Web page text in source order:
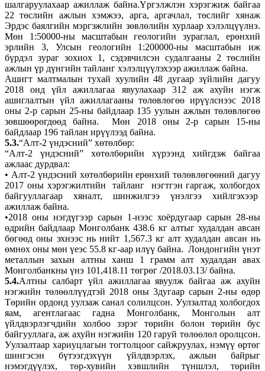
шалгаруулахаар ажиллаж байна.Үргэлжлэн хэрэгжиж байгаа
22 төслийн ажлын хэмжээ, арга, аргачлал, төслийг хянаж
Эрдэс баялгийн мэргэжлийн зөвлөлийн хурлаар хэлэлцүүлнэ.
Мөн 1:50000-ны масштабын геологийн зураглал, ерөнхий
эрлийн 3, Улсын геологийн 1:200000-ны масштабын иж
бүрдэл зураг зохиох 1, сэдэвчилсэн судалгааны 2 төслийн
ажлын үр дүнгийн тайланг хэлэлцүүлэхээр ажиллаж байна.
Ашигт малтмалын тухай хуулийн 48 дугаар зүйлийн дагуу
2018 онд үйл ажиллагаа явуулахаар 312 аж ахуйн нэгж
ашиглалтын үйл ажиллагааны төлөвлөгөө ирүүлснээс 2018
оны 2-р сарын 25-ны байдлаар 135 уулын ажлын төлөвлөгөө
зөвшөөрөгдөөд байна. Мөн 2018 оны 2-р сарын 15-ны
байдлаар 196 тайлан ирүүлээд байна.
5.3.“Алт-2 үндэсний” хөтөлбөр:
“Алт-2 үндэсний” хөтөлбөрийн хүрээнд хийгдэж байгаа
ажлаас дурдвал:
• Алт-2 үндэсний хөтөлбөрийн ерөнхий төлөвлөгөөний дагуу
2017 оны хэрэгжилтийн тайланг нэгтгэн гаргаж, холбогдох
байгууллагаар хяналт, шинжилгээ үнэлгээ хийлгэхээр
ажиллаж байна.
•2018 оны нэгдүгээр сарын 1-нээс хоёрдугаар сарын 28-ны
өдрийн байдлаар Монголбанк 438.6 кг алтыг худалдан авсан
бөгөөд оны эхнээс нь нийт 1,567.3 кг алт худалдан авсан нь
өмнөх оны мөн үеэс 55.8 кг-аар илүү байна. Лондонгийн үнэт
металлын захын алтны ханш 1 грамм алт худалдан авах
Монголбанкны үнэ 101,418.11 төгрөг /2018.03.13/ байна.
5.4.Алтны салбарт үйл ажиллагаа явуулж байгаа аж ахуйн
нэгжийн төлөөллүүдтэй 2018 оны 3дугаар сарын 2-ны өдөр
Төрийн ордонд уулзаж санал солилцсон. Уулзалтад холбогдох
яам, агентлагаас гадна Монголбанк, Монголын алт
үйлдвэрлэгчдийн холбоо зэрэг төрийн болон төрийн бус
байгууллага, аж ахуйн нэгжийн 120 гаруй төлөөлөл оролцсон.
Уулзалтаар хариуцлагын тогтолцоог сайжруулах, нэмүү өртөг
шингэсэн бүтээгдэхүүн үйлдвэрлэх, ажлын байрыг
нэмэгдүүлэх, төр-хувийн хэвшлийн түншлэл, төрийн